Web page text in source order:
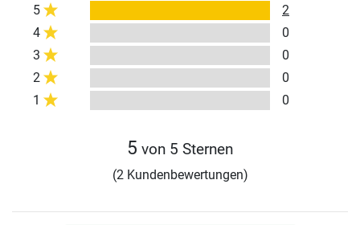
5
2
4
0
3
0
2
0
1
0
5 von 5 Sternen
(2 Kundenbewertungen)